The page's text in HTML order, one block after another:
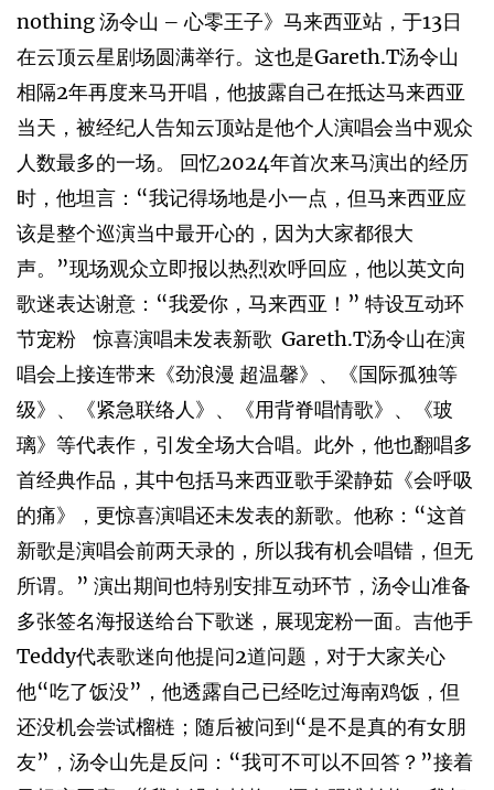
nothing 汤令山 – 心零王子》马来西亚站，于13日
在云顶云星剧场圆满举行。这也是Gareth.T汤令山
相隔2年再度来马开唱，他披露自己在抵达马来西亚
当天，被经纪人告知云顶站是他个人演唱会当中观众
人数最多的一场。 回忆2024年首次来马演出的经历
时，他坦言：“我记得场地是小一点，但马来西亚应
该是整个巡演当中最开心的，因为大家都很大
声。”现场观众立即报以热烈欢呼回应，他以英文向
歌迷表达谢意：“我爱你，马来西亚！” 特设互动环
节宠粉 惊喜演唱未发表新歌 Gareth.T汤令山在演
唱会上接连带来《劲浪漫 超温馨》、《国际孤独等
级》、《紧急联络人》、《用背脊唱情歌》、《玻
璃》等代表作，引发全场大合唱。此外，他也翻唱多
首经典作品，其中包括马来西亚歌手梁静茹《会呼吸
的痛》，更惊喜演唱还未发表的新歌。他称：“这首
新歌是演唱会前两天录的，所以我有机会唱错，但无
所谓。” 演出期间也特别安排互动环节，汤令山准备
多张签名海报送给台下歌迷，展现宠粉一面。吉他手
Teddy代表歌迷向他提问2道问题，对于大家关心
他“吃了饭没”，他透露自己已经吃过海南鸡饭，但
还没机会尝试榴梿；随后被问到“是不是真的有女朋
友”，汤令山先是反问：“我可不可以不回答？”接着